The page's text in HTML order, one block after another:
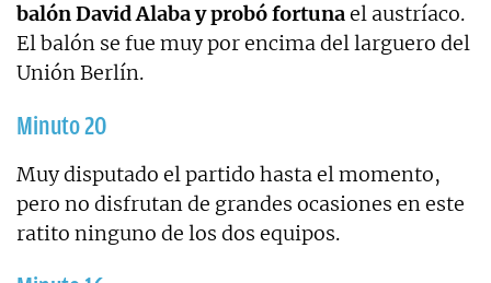
balón David Alaba y probó fortunael austríaco.
El balón se fue muy por encima del larguero del
Unión Berlín.
Minuto 20
Muy disputado el partido hasta el momento,
pero no disfrutan de grandes ocasiones en este
ratito ninguno de los dos equipos.